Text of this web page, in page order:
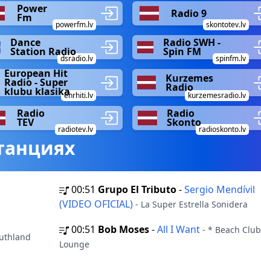
Power
Fm
powerfm.lv
Radio 9
skontotev.lv
Dance
Station Radio
dsradio.lv
Radio SWH -
Spin FM
spinfm.lv
European Hit
Radio - Super
klubu klasikaehrhiti.lv
Kurzemes
Radio
kurzemesradio.lv
Radio
TEV
radiotev.lv
Radio
Skonto
radioskonto.lv
00:51 Grupo El Tributo-Sergio Mendívil
(VIDEO OFICIAL) - La Super Estrella Sonidera
00:51 Bob Moses-All I Want - * Beach Club
Lounge